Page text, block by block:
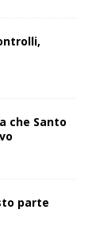
che Santo
parte